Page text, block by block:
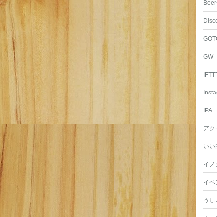
GW
IPA
アク
いい
イノ
イベ
うし